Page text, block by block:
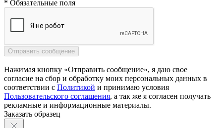
* Обязательные поля
Нажимая кнопку «Отправить сообщение», я даю свое
согласие на сбор и обработку моих персональных данных в
соответствии с Политикой и принимаю условия
Пользовательского соглашения, а так же я согласен получать
рекламные и информационные материалы.
Заказать образец